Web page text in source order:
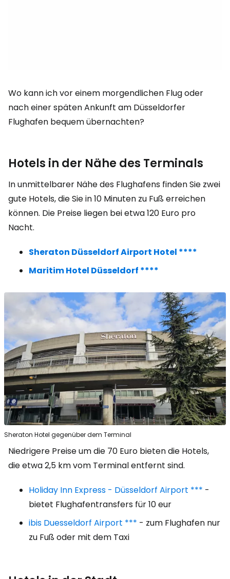
Wo kann ich vor einem morgendlichen Flug oder
nach einer späten Ankunft am Düsseldorfer
Flughafen bequem übernachten?
Hotels in der Nähe des Terminals
In unmittelbarer Nähe des Flughafens finden Sie zwei
gute Hotels, die Sie in 10 Minuten zu Fuß erreichen
können. Die Preise liegen bei etwa 120 Euro pro
Nacht.
Sheraton Düsseldorf Airport Hotel ****
Maritim Hotel Düsseldorf ****
Sheraton Hotel gegenüber dem Terminal
Niedrigere Preise um die 70 Euro bieten die Hotels,
die etwa 2,5 km vom Terminal entfernt sind.
Holiday Inn Express - Düsseldorf Airport *** -
bietet Flughafentransfers für 10 eur
ibis Duesseldorf Airport *** - zum Flughafen nur
zu Fuß oder mit dem Taxi